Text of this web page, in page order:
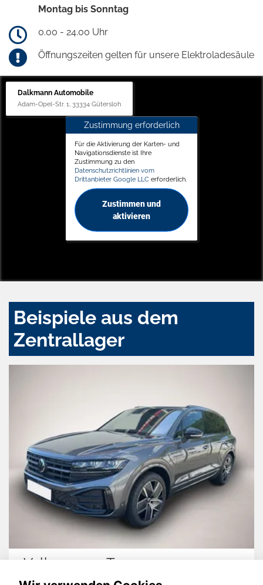
Montag bis Sonntag
0.00 - 24.00 Uhr
Öffnungszeiten gelten für unsere Elektroladesäule
Dalkmann Automobile
Adam-Opel-Str. 1, 33334 Gütersloh
Zustimmung erforderlich
Für die Aktivierung der Karten- und
Navigationsdienste ist Ihre
Zustimmung zu den
Datenschutzrichtlinien vom
Drittanbieter Google LLC erforderlich.
Zustimmen und
aktivieren
Beispiele aus dem
Zentrallager
Volkswagen Touareg